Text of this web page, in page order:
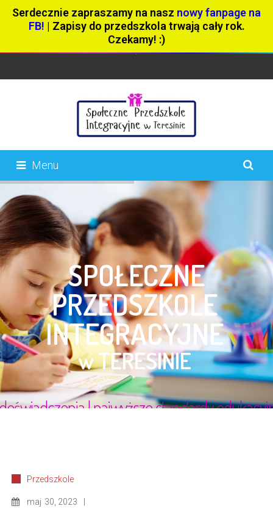
Serdecznie zapraszamy na nasz nowy fanpage na
FB! | Zapisy do przedszkola trwają cały rok.
Czekamy! :)
Menu
Przedszkole
maj 30, 2023